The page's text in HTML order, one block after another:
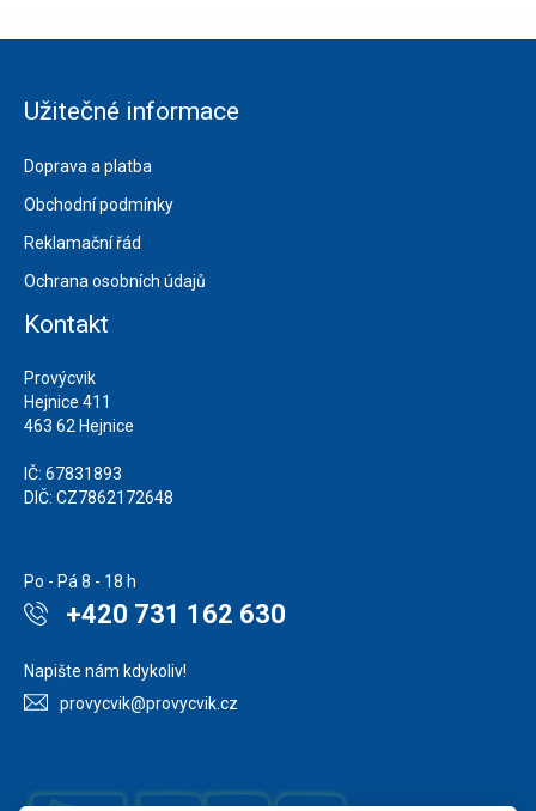
Užitečné informace
Doprava a platba
Obchodní podmínky
Reklamační řád
Ochrana osobních údajů
Kontakt
Provýcvik
Hejnice 411
463 62 Hejnice
IČ: 67831893
DIČ: CZ7862172648
Po - Pá 8 - 18 h
+420 731 162 630
Napište nám kdykoliv!
provycvik@provycvik.cz